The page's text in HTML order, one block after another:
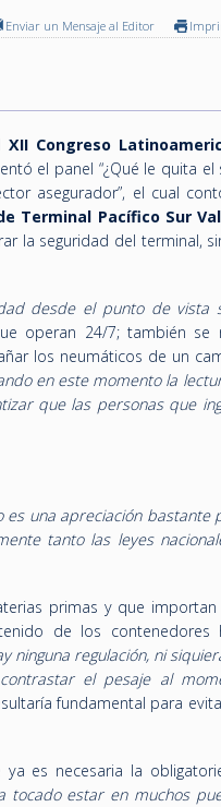
Enviar un Mensaje al Editor
XII Congreso
el panel “¿Qué le quita el
asegurador”, el cual
Terminal Pacífico Sur
la seguridad del terminal,
desde el punto de vista
operan 24/7; también se
los neumáticos de un
en este momento la
que las personas que
es una apreciación bastante
tanto las leyes
primas y que importan
de los contenedores
ninguna regulación, ni
el pesaje al
fundamental para
es necesaria la
tocado estar en muchos